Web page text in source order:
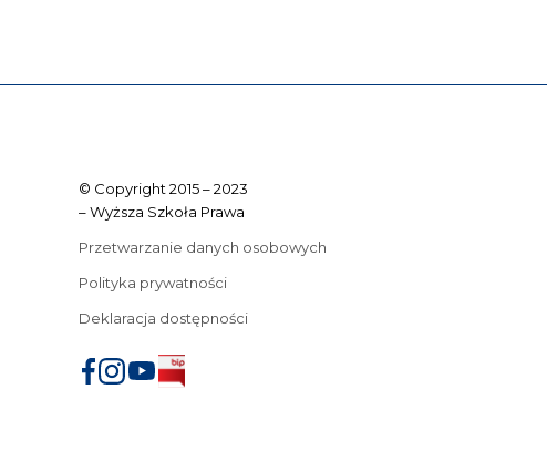
© Copyright 2015 – 2023
– Wyższa Szkoła Prawa
Przetwarzanie danych osobowych
Polityka prywatności
Deklaracja dostępności